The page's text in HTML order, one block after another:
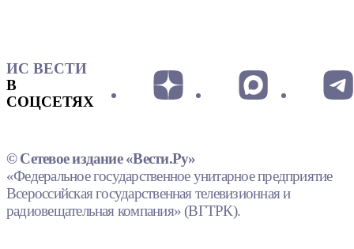
ИС ВЕСТИ
В
СОЦСЕТЯХ
© Сетевое издание «Вести.Ру»
«Федеральное государственное унитарное предприятие
Всероссийская государственная телевизионная и
радиовещательная компания» (ВГТРК).